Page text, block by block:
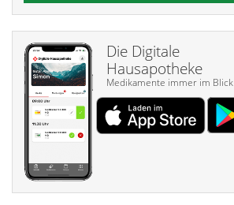
Die Digitale
Hausapotheke
Medikamente immer im Blick